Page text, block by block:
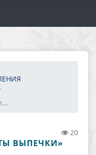
20
ВЫПЕЧКИ»